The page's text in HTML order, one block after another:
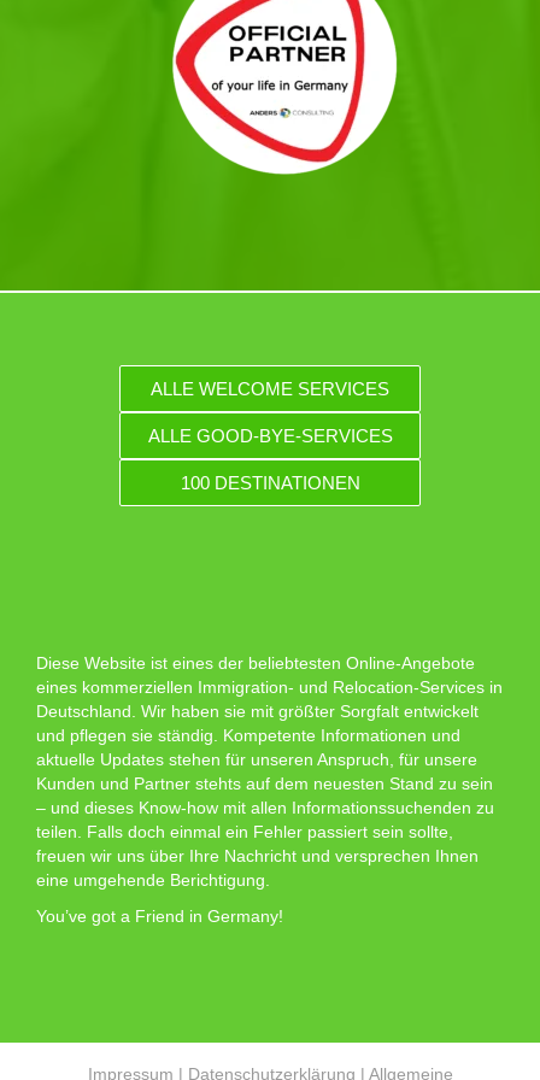
ALLE WELCOME SERVICES
ALLE GOOD-BYE-SERVICES
100 DESTINATIONEN
Diese Website ist eines der beliebtesten Online-Angebote
eines kommerziellen Immigration- und Relocation-Services in
Deutschland. Wir haben sie mit größter Sorgfalt entwickelt
und pflegen sie ständig. Kompetente Informationen und
aktuelle Updates stehen für unseren Anspruch, für unsere
Kunden und Partner stehts auf dem neuesten Stand zu sein
– und dieses Know-how mit allen Informationssuchenden zu
teilen. Falls doch einmal ein Fehler passiert sein sollte,
freuen wir uns über Ihre Nachricht und versprechen Ihnen
eine umgehende Berichtigung.
You’ve got a Friend in Germany!
Impressum | Datenschutzerklärung | Allgemeine